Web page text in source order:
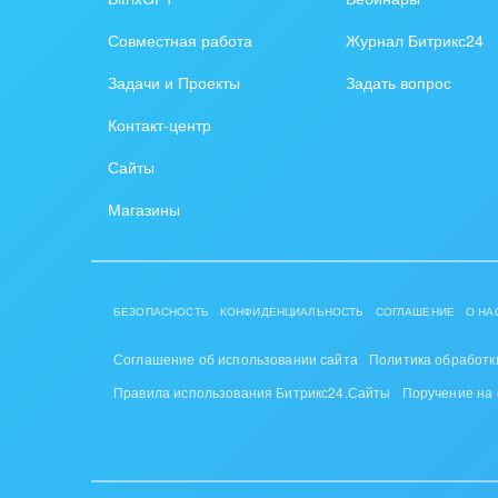
Интернет-магазин и CRM
внедрения
Внедрение для медицины
Внедрение онлайн-
/ Интранета
Совместная работа
Задачи и Проекты
Контакт-центр
Сайты
Магазины
Журнал Битрикс24
Задать вопрос
БЕЗОПАСНОСТЬ КОНФИДЕНЦИАЛЬНОСТЬ СОГЛАШЕНИЕ О
Соглашение об использовании сайта
Политика
Правила использования Битрикс24.Сайты
Поручение на